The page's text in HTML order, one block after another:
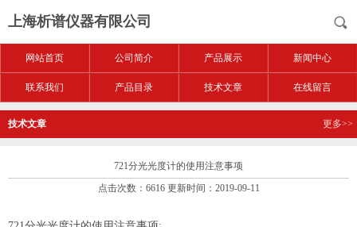
上海析谱仪器有限公司
网站首页 公司简介 产品展示 新闻中心
联系我们 产品目录 技术文章 在线留言
技术文章 更多>>
721分光光度计的使用注意事项
点击次数：6616 更新时间：2019-09-11